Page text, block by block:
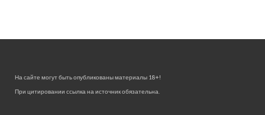
На сайте могут быть опубликованы материалы 18+!
При цитировании ссылка на источник обязательна.